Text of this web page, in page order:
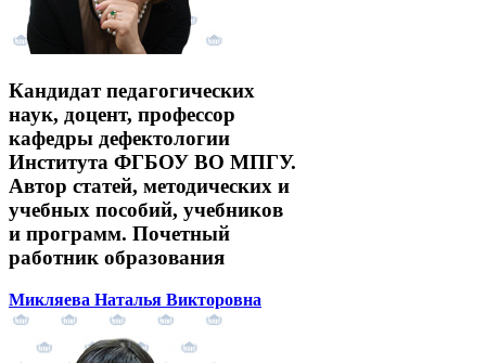
Кандидат педагогических
наук, доцент, профессор
кафедры дефектологии
Института ФГБОУ ВО МПГУ.
Автор статей, методических и
учебных пособий, учебников
и программ. Почетный
работник образования
Микляева Наталья Викторовна